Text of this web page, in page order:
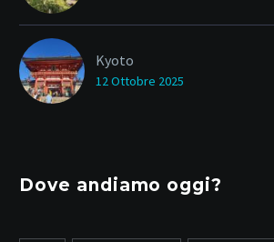
Kyoto
12 Ottobre 2025
Dove andiamo oggi?